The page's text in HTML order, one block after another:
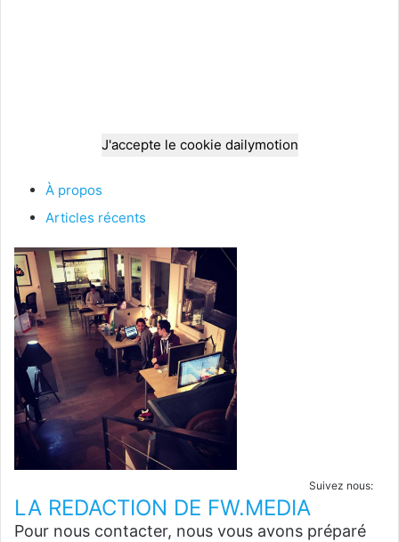
J'accepte le cookie dailymotion
À propos
Articles récents
Suivez nous:
LA REDACTION DE FW.MEDIA
Pour nous contacter, nous vous avons préparé